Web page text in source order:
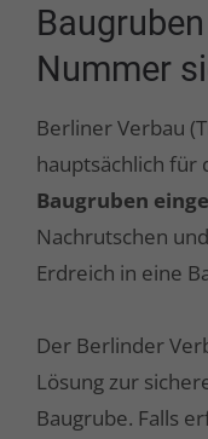
Nummer
Berliner Verbau
hauptsächlich für
Baugruben
Nachrutschen
Erdreich in eine
Der Berlinder
Lösung zur
Baugrube. Falls